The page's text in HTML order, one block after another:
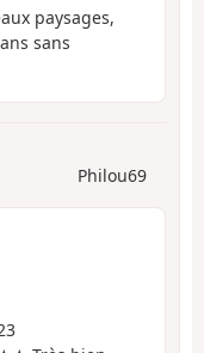
paysages,
sans
Philou69